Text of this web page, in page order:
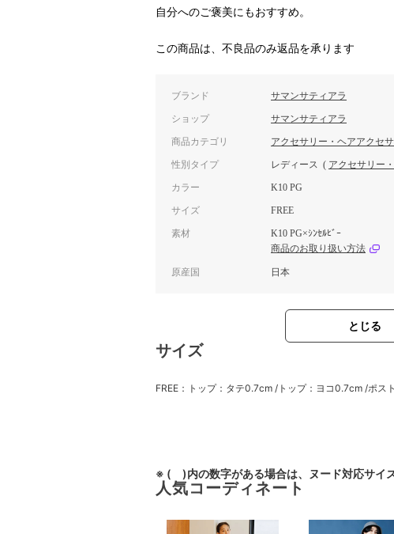
自分へのご褒美にもおすすめ。
この商品は、不良品のみ返品を承ります
ブランド サマンサティアラ
ショップ サマンサティアラ
商品カテゴリ アクセサリー・ヘアアクセ
性別タイプ レディース ( アクセサリー
カラー K10 PG
サイズ FREE
素材
K10 PG×ｼﾝｾﾙﾋﾞｰ
商品のお取り扱い方法
原産国 日本
とじる
サイズ
FREE：トップ：タテ0.7cm /トップ：ヨコ0.7cm /ポス
※ ( )内の数字がある場合は、ヌード対応サイ
人気コーディネート